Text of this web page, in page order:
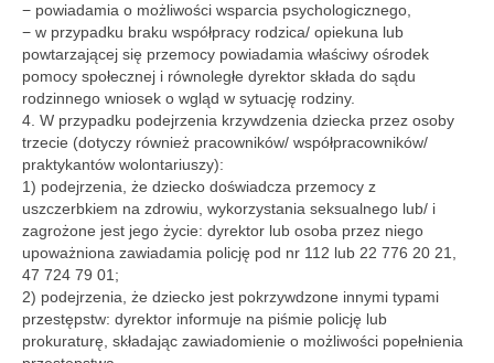
− powiadamia o możliwości wsparcia psychologicznego,
− w przypadku braku współpracy rodzica/ opiekuna lub
powtarzającej się przemocy powiadamia właściwy ośrodek
pomocy społecznej i równoległe dyrektor składa do sądu
rodzinnego wniosek o wgląd w sytuację rodziny.
4. W przypadku podejrzenia krzywdzenia dziecka przez osoby
trzecie (dotyczy również pracowników/ współpracowników/
praktykantów wolontariuszy):
1) podejrzenia, że dziecko doświadcza przemocy z
uszczerbkiem na zdrowiu, wykorzystania seksualnego lub/ i
zagrożone jest jego życie: dyrektor lub osoba przez niego
upoważniona zawiadamia policję pod nr 112 lub 22 776 20 21,
47 724 79 01;
2) podejrzenia, że dziecko jest pokrzywdzone innymi typami
przestępstw: dyrektor informuje na piśmie policję lub
prokuraturę, składając zawiadomienie o możliwości popełnienia